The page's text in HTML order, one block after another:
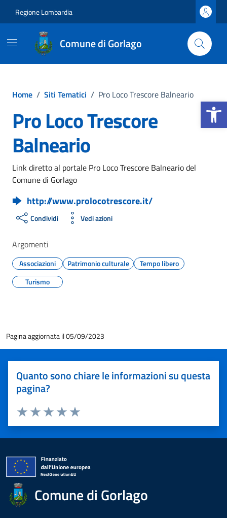
Apri la
Regione Lombardia
Comune di Gorlago
Home / Siti Tematici / Pro Loco Trescore Balneario
Pro Loco Trescore
Balneario
Link diretto al portale Pro Loco Trescore Balneario del
Comune di Gorlago
http://www.prolocotrescore.it/
Condividi Vedi azioni
Argomenti
Associazioni Patrimonio culturale
Tempo libero
Turismo
Pagina aggiornata il 05/09/2023
Quanto sono chiare le informazioni su questa
pagina?
Valuta 5 stelle su 5
Valuta 4 stelle su 5
Valuta 3 stelle su 5
Valuta 2 stelle su 5
Valuta 1 stelle su 5
Comune di Gorlago